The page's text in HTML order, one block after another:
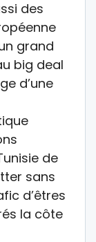
des
grand
big deal
d’une
de
sans
d’êtres
la côte